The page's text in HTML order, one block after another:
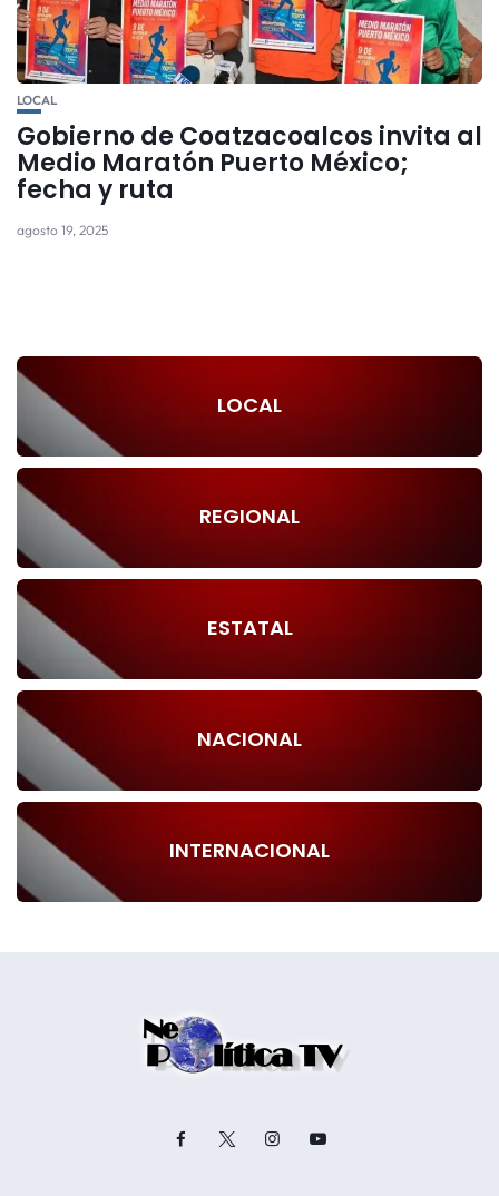
LOCAL
Gobierno de Coatzacoalcos invita al
Medio Maratón Puerto México;
fecha y ruta
agosto 19, 2025
LOCAL
REGIONAL
ESTATAL
NACIONAL
INTERNACIONAL